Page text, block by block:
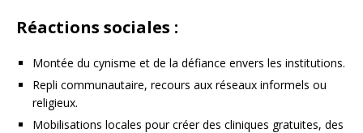
Réactions sociales :
Montée du cynisme et de la défiance envers les institutions.
Repli communautaire, recours aux réseaux informels ou
religieux.
Mobilisations locales pour créer des cliniques gratuites, des